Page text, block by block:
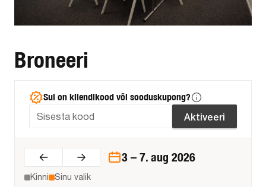
Broneeri
Sul on kliendikood või sooduskupong?
Aktiveeri
3 – 7. aug 2026
Kinni Sinu valik